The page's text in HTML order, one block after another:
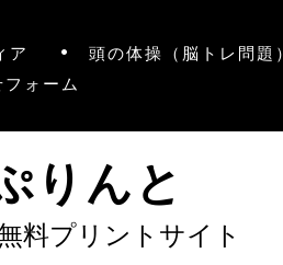
ア 頭の体操（脳トレ問題）
ォーム
りんと
料プリントサイト